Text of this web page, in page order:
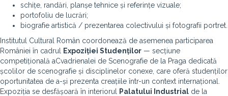
schițe, randări, planșe tehnice și referințe vizuale;
portofoliu de lucrări;
biografie artistică / prezentarea colectivului și fotografii portret.
Institutul Cultural Român coordonează de asemenea participarea
României în cadrul
Expoziției Studenților — secțiune
competițională aCvadrienalei de Scenografie de la Praga dedicată
școlilor de scenografie și disciplinelor conexe, care oferă studenților
oportunitatea de a-și prezenta creațiile într-un context internațional.
Expoziția se desfășoară în interiorul
Palatului Industrial de la